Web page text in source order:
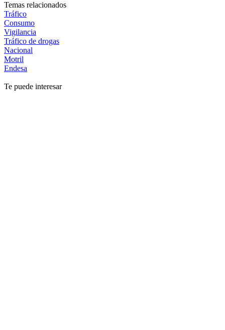
Temas relacionados
Tráfico
Consumo
Vigilancia
Tráfico de drogas
Nacional
Motril
Endesa
Te puede interesar